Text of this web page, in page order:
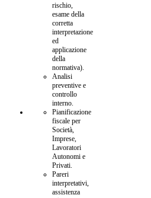
rischio,
esame della
corretta
interpretazione
ed
applicazione
della
normativa).
Analisi
preventive e
controllo
interno.
Pianificazione
fiscale per
Società,
Imprese,
Lavoratori
Autonomi e
Privati.
Pareri
interpretativi,
assistenza